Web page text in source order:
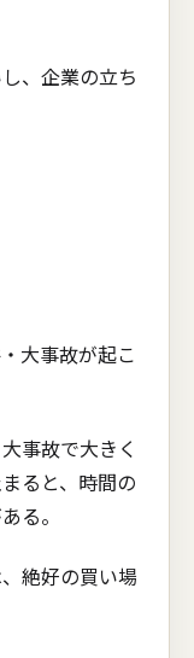
、企業の立ち
大事故が起こ
事故で大きく
ると、時間の
る。
絶好の買い場